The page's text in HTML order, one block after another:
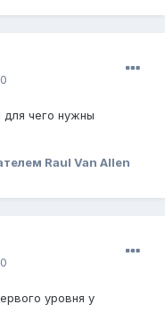
чего нужны
Raul Van Allen
уровня у